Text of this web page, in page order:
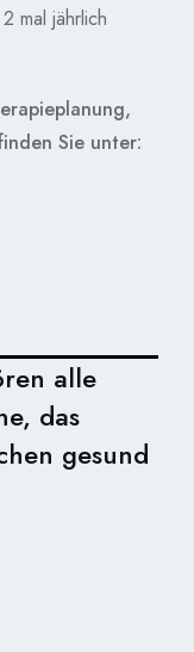
mal jährlich
Sie unter:
alle
das
gesund